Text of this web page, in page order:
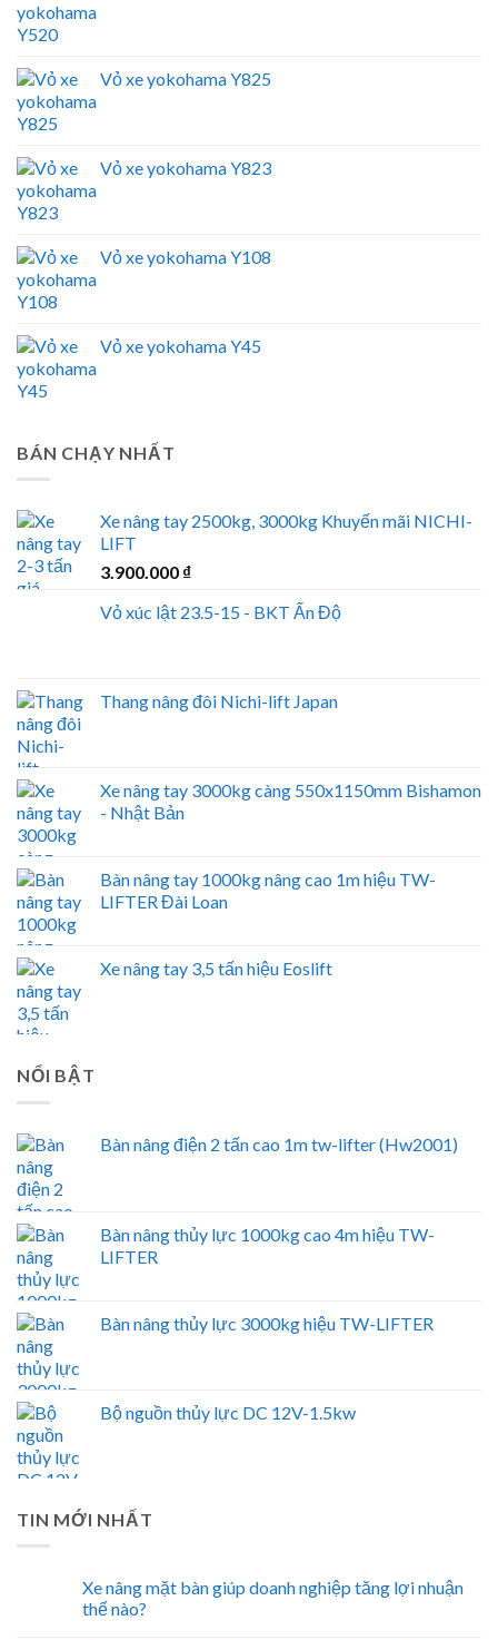
Vỏ xe yokohama Y825
Vỏ xe yokohama Y823
Vỏ xe yokohama Y108
Vỏ xe yokohama Y45
BÁN CHẠY NHẤT
Xe nâng tay 2500kg, 3000kg Khuyến mãi NICHI-
LIFT
3.900.000 ₫
Vỏ xúc lật 23.5-15 - BKT Ấn Độ
Thang nâng đôi Nichi-lift Japan
Xe nâng tay 3000kg càng 550x1150mm Bishamon
- Nhật Bản
Bàn nâng tay 1000kg nâng cao 1m hiệu TW-
LIFTER Đài Loan
Xe nâng tay 3,5 tấn hiệu Eoslift
NỔI BẬT
Bàn nâng điện 2 tấn cao 1m tw-lifter (Hw2001)
Bàn nâng thủy lực 1000kg cao 4m hiệu TW-
LIFTER
Bàn nâng thủy lực 3000kg hiệu TW-LIFTER
Bộ nguồn thủy lực DC 12V-1.5kw
TIN MỚI NHẤT
Xe nâng mặt bàn giúp doanh nghiệp tăng lợi nhuận
thế nào?